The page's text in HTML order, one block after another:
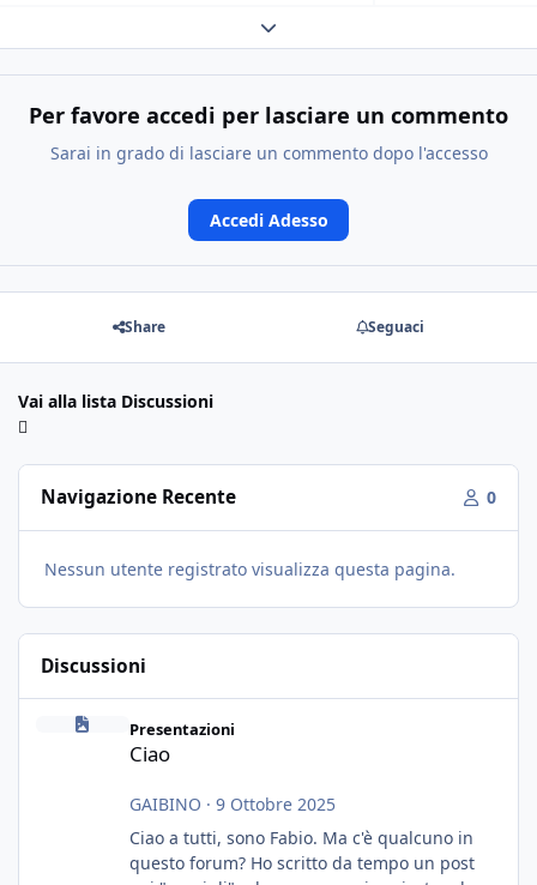
Expand topic overview
Per favore accedi per lasciare un commento
Sarai in grado di lasciare un commento dopo l'accesso
Accedi Adesso
Share Seguaci
Vai alla lista Discussioni
Navigazione Recente 0
Nessun utente registrato visualizza questa pagina.
Discussioni
Presentazioni
Ciao
GAIBINO · 9 Ottobre 2025
Ciao a tutti, sono Fabio. Ma c'è qualcuno in
questo forum? Ho scritto da tempo un post